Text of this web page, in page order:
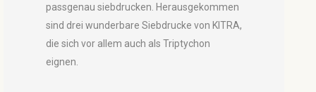
passgenau siebdrucken. Herausgekommen
sind drei wunderbare Siebdrucke von KITRA,
die sich vor allem auch als Triptychon
eignen.